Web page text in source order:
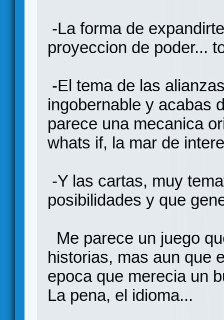
-La forma de
proyeccion de poder...
-El tema de las
ingobernable y acabas
parece una mecanica
whats if, la mar de
-Y las cartas, muy
posibilidades y que
Me parece un juego
historias, mas aun que
epoca que merecia un
La pena, el idioma...